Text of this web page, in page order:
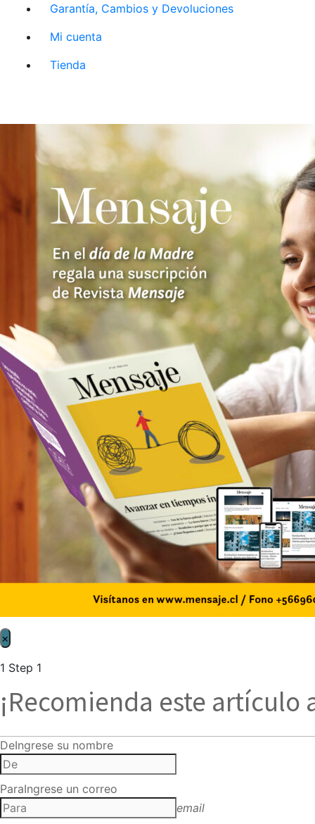
Garantía, Cambios y Devoluciones
Mi cuenta
Tienda
×
1 Step 1
¡Recomienda este artículo
DeIngrese su nombre
ParaIngrese un correo
email